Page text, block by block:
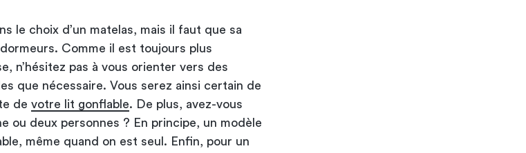
le choix d’un matelas, mais il faut que sa
Comme il est toujours plus
n’hésitez pas à vous orienter vers des
que nécessaire. Vous serez ainsi certain de
de votre lit gonflable. De plus, avez-vous
ou deux personnes ? En principe, un modèle
même quand on est seul. Enfin, pour un